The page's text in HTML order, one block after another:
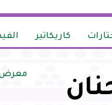
كاريكاتير
معرض